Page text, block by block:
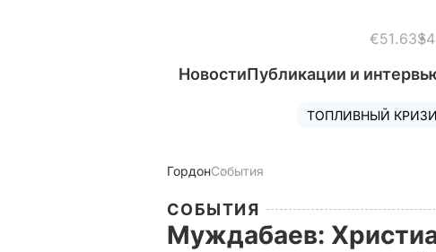
€51.63
НовостиПубликации и
ТОПЛИВНЫЙ
ГордонСобытия
СОБЫТИЯ
Муждабаев: